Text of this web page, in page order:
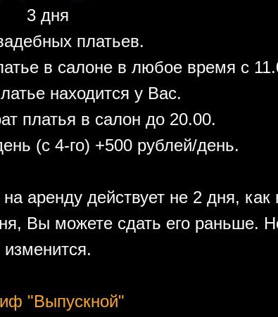
3 дня
платьев.
в салоне в любое время с
находится у Вас.
платья в салон до 20.00.
(с 4-го) +500 рублей/день.
аренду действует не 2 дня, как
Вы можете сдать его раньше.
изменится.
"Выпускной"